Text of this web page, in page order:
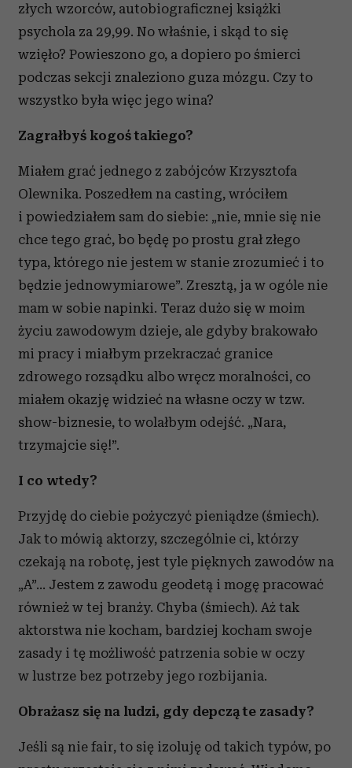
złych wzorców, autobiograficznej książki
psychola za 29,99. No właśnie, i skąd to się
wzięło? Powieszono go, a dopiero po śmierci
podczas sekcji znaleziono guza mózgu. Czy to
wszystko była więc jego wina?
Zagrałbyś kogoś takiego?
Miałem grać jednego z zabójców Krzysztofa
Olewnika. Poszedłem na casting, wróciłem
i powiedziałem sam do siebie: „nie, mnie się nie
chce tego grać, bo będę po prostu grał złego
typa, którego nie jestem w stanie zrozumieć i to
będzie jednowymiarowe”. Zresztą, ja w ogóle nie
mam w sobie napinki. Teraz dużo się w moim
życiu zawodowym dzieje, ale gdyby brakowało
mi pracy i miałbym przekraczać granice
zdrowego rozsądku albo wręcz moralności, co
miałem okazję widzieć na własne oczy w tzw.
show-biznesie, to wolałbym odejść. „Nara,
trzymajcie się!”.
I co wtedy?
Przyjdę do ciebie pożyczyć pieniądze (śmiech).
Jak to mówią aktorzy, szczególnie ci, którzy
czekają na robotę, jest tyle pięknych zawodów na
„A”… Jestem z zawodu geodetą i mogę pracować
również w tej branży. Chyba (śmiech). Aż tak
aktorstwa nie kocham, bardziej kocham swoje
zasady i tę możliwość patrzenia sobie w oczy
w lustrze bez potrzeby jego rozbijania.
Obrażasz się na ludzi, gdy depczą te zasady?
Jeśli są nie fair, to się izoluję od takich typów, po